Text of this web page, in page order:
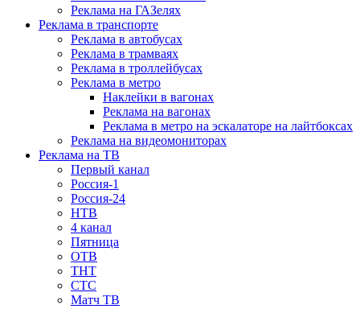
Реклама на ГАЗелях
Реклама в транспорте
Реклама в автобусах
Реклама в трамваях
Реклама в троллейбусах
Реклама в метро
Наклейки в вагонах
Реклама на вагонах
Реклама в метро на эскалаторе на лайтбоксах
Реклама на видеомониторах
Реклама на ТВ
Первый канал
Россия-1
Россия-24
НТВ
4 канал
Пятница
ОТВ
ТНТ
СТС
Матч ТВ